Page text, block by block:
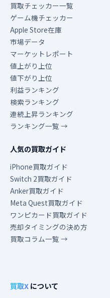
買取チェッカー一覧
ゲーム機チェッカー
Apple Store在庫
市場データ
マーケットレポート
値上がり上位
値下がり上位
利益ランキング
検索ランキング
連続上昇ランキング
ランキング一覧 →
人気の買取ガイド
iPhone買取ガイド
Switch 2買取ガイド
Anker買取ガイド
Meta Quest買取ガイド
ワンピカード買取ガイド
売却タイミングの決め方
買取コラム一覧 →
買取Xについて